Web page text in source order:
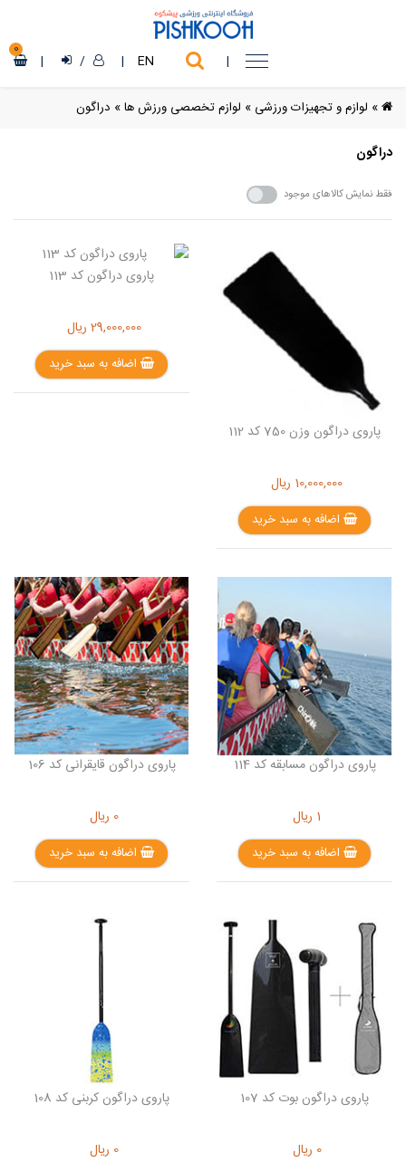
|
EN
|
/
|
0
» لوازم و تجهیزات ورزشی » لوازم تخصصی ورزش ها» دراگون
دراگون
فقط نمایش کالاهای موجود
پاروی دراگون وزن 750 کد 112
10,000,000 ریال
اضافه به سبد خرید
پاروی دراگون کد 113
29,000,000 ریال
اضافه به سبد خرید
پاروی دراگون مسابقه کد 114
1 ریال
اضافه به سبد خرید
پاروی دراگون قایقرانی کد 106
0 ریال
اضافه به سبد خرید
پاروی دراگون بوت کد 107
0 ریال
پاروی دراگون کربنی کد 108
0 ریال